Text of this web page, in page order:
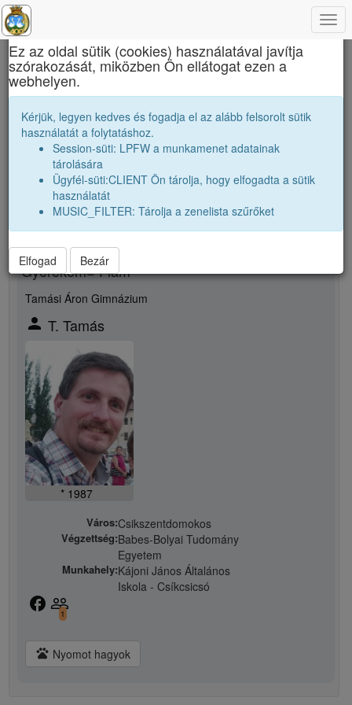
Bethlen Gábor Kollégium
T. Albert
Új rokonsági kapcsolat megjelölése
Rokon neme
Gyerekem= Fiam
Tamási Áron Gimnázium
person T. Tamás
* 1987
Város:Csikszentdomokos
Végzettség:Babes-Bolyai Tudomány
Egyetem
Munkahely:Kájoni János Általános
Iskola - Csíkcsicsó
facebook people_outline
1
pets Nyomot hagyok
×
Ez az oldal sütik (cookies) használatával javítja
szórakozását, miközben Ön ellátogat ezen a
webhelyen.
Kérjük, legyen kedves és fogadja el az alább felsorolt sütik
használatát a folytatáshoz.
Session-süti: LPFW a munkamenet adatainak
tárolására
Ügyfél-süti:CLIENT Ön tárolja, hogy elfogadta a sütik
használatát
MUSIC_FILTER: Tárolja a zenelista szűrőket
Elfogad Bezár